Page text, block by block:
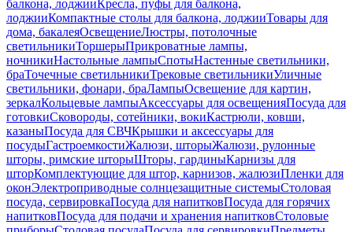
балкона, лоджииКресла, пуфы для балкона,
лоджииКомпактные столы для балкона, лоджииТовары для
дома, бакалеяОсвещениеЛюстры, потолочные
светильникиТоршерыПрикроватные лампы,
ночникиНастольные лампыСпотыНастенные светильники,
браТочечные светильникиТрековые светильникиУличные
светильники, фонари, браЛампыОсвещение для картин,
зеркалКольцевые лампыАксессуары для освещенияПосуда для
готовкиСковороды, сотейники, вокиКастрюли, ковши,
казаныПосуда для СВЧКрышки и аксессуары для
посудыГастроемкостиЖалюзи, шторыЖалюзи, рулонные
шторы, римские шторыШторы, гардиныКарнизы для
шторКомплектующие для штор, карнизов, жалюзиПленки для
оконЭлектроприводные солнцезащитные системыСтоловая
посуда, сервировкаПосуда для напитковПосуда для горячих
напитковПосуда для подачи и хранения напитковСтоловые